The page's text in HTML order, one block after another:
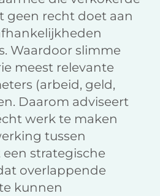
geen recht doet aan
Waardoor slimme
meest relevante
(arbeid, geld,
Daarom adviseert
werk te maken
tussen
strategische
overlappende
kunnen